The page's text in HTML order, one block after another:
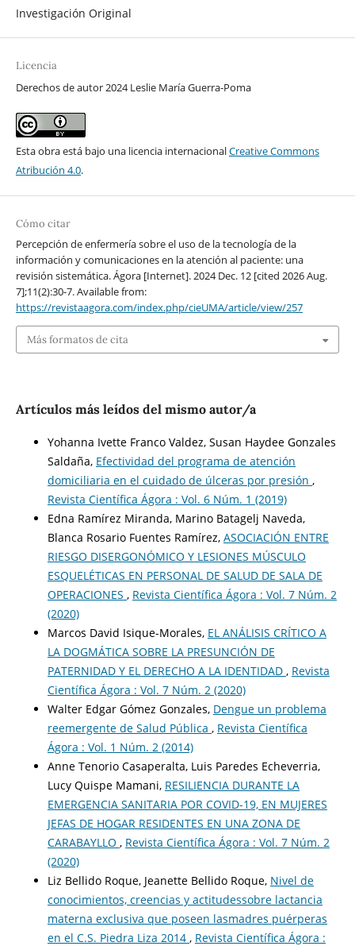
Investigación Original
Licencia
Derechos de autor 2024 Leslie María Guerra-Poma
Esta obra está bajo una licencia internacionalCreative Commons
Atribución 4.0.
Cómo citar
Percepción de enfermería sobre el uso de la tecnología de la
información y comunicaciones en la atención al paciente: una
revisión sistemática. Ágora [Internet]. 2024 Dec. 12 [cited 2026 Aug.
7];11(2):30-7. Available from:
https://revistaagora.com/index.php/cieUMA/article/view/257
Más formatos de cita
Artículos más leídos del mismo autor/a
Yohanna Ivette Franco Valdez, Susan Haydee Gonzales
Saldaña, Efectividad del programa de atención
domiciliaria en el cuidado de úlceras por presión ,
Revista Científica Ágora : Vol. 6 Núm. 1 (2019)
Edna Ramírez Miranda, Marino Batagelj Naveda,
Blanca Rosario Fuentes Ramírez, ASOCIACIÓN ENTRE
RIESGO DISERGONÓMICO Y LESIONES MÚSCULO
ESQUELÉTICAS EN PERSONAL DE SALUD DE SALA DE
OPERACIONES , Revista Científica Ágora : Vol. 7 Núm. 2
(2020)
Marcos David Isique-Morales, EL ANÁLISIS CRÍTICO A
LA DOGMÁTICA SOBRE LA PRESUNCIÓN DE
PATERNIDAD Y EL DERECHO A LA IDENTIDAD , Revista
Científica Ágora : Vol. 7 Núm. 2 (2020)
Walter Edgar Gómez Gonzales, Dengue un problema
reemergente de Salud Pública , Revista Científica
Ágora : Vol. 1 Núm. 2 (2014)
Anne Tenorio Casaperalta, Luis Paredes Echeverria,
Lucy Quispe Mamani, RESILIENCIA DURANTE LA
EMERGENCIA SANITARIA POR COVID-19, EN MUJERES
JEFAS DE HOGAR RESIDENTES EN UNA ZONA DE
CARABAYLLO , Revista Científica Ágora : Vol. 7 Núm. 2
(2020)
Liz Bellido Roque, Jeanette Bellido Roque, Nivel de
conocimientos, creencias y actitudessobre lactancia
materna exclusiva que poseen lasmadres puérperas
en el C.S. Piedra Liza 2014 , Revista Científica Ágora :